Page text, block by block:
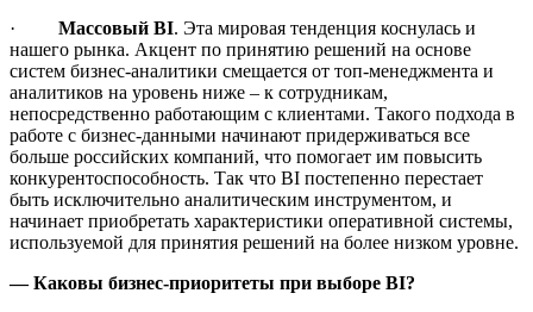
· Массовый BI. Эта мировая тенденция коснулась и
нашего рынка. Акцент по принятию решений на основе
систем бизнес-аналитики смещается от топ-менеджмента и
аналитиков на уровень ниже – к сотрудникам,
непосредственно работающим с клиентами. Такого подхода в
работе с бизнес-данными начинают придерживаться все
больше российских компаний, что помогает им повысить
конкурентоспособность. Так что BI постепенно перестает
быть исключительно аналитическим инструментом, и
начинает приобретать характеристики оперативной системы,
используемой для принятия решений на более низком уровне.
— Каковы бизнес-приоритеты при выборе BI?